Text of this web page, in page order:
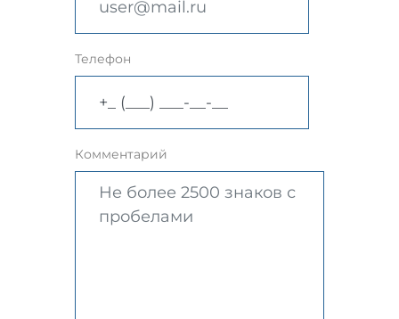
Телефон
Комментарий